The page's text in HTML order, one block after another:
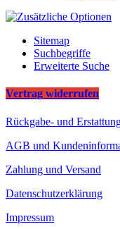
Sitemap
Suchbegriffe
Erweiterte Suche
Vertrag widerrufen
Rückgabe- und
AGB und
Zahlung und Versand
Datenschutzerklärung
Impressum